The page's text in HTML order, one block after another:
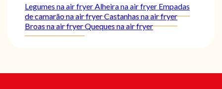
Legumes na air fryerAlheira na air fryer Empadas
de camarão na air fryerCastanhas na air fryer
Broas na air fryerQueques na air fryer